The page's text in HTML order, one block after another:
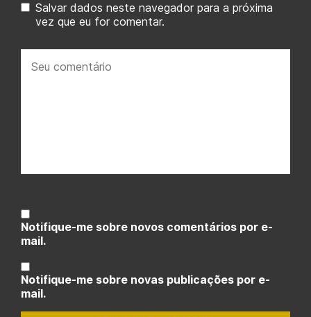
Salvar dados neste navegador para a próxima
vez que eu for comentar.
comentário:
Notifique-me sobre novos comentários por e-
mail.
Notifique-me sobre novas publicações por e-
mail.